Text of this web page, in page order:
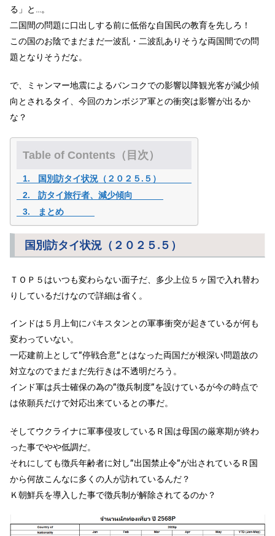
る」と…。
二国間の問題に口出しする前に低俗な自国民の教育を先しろ！
この国のお陰でまだまだ一波乱・二波乱ありそうな両国間での問
題となりそうだな。
で、ミャンマー地震によるバンコクでの影響以降観光客が減少傾
向とされるタイ、今回のカンボジア軍との衝突は影響が出るか
な？
Table of Contents（目次）
国別訪タイ状況（２０２５.５）
訪タイ旅行者、減少傾向
まとめ
国別訪タイ状況（２０２５.５）
ＴＯＰ５はいつも変わらない面子だ、多少上位５ヶ国で入れ替わ
りしているだけなので詳細は省く。
インドは５月上旬にパキスタンとの軍事衝突が起きているが何も
変わっていない。
一応建前上として”停戦合意”とはなった両国だが根深い問題故の
対立なのでまだまだ先行きは不透明だろう。
インド軍は兵士確保の為の”徴兵制度”を設けているが今の時点で
は依願兵だけで対応出来ているとの事だ。
そしてウクライナに軍事侵攻しているＲ国は母国の厳寒期が終わ
った事でやや低調だ。
それにしても徴兵年齢者に対し”出国禁止令”が出されているＲ国
から何故こんなに多くの人が訪れているんだ？
Ｋ朝鮮兵を導入した事で徴兵制が解除されてるのか？